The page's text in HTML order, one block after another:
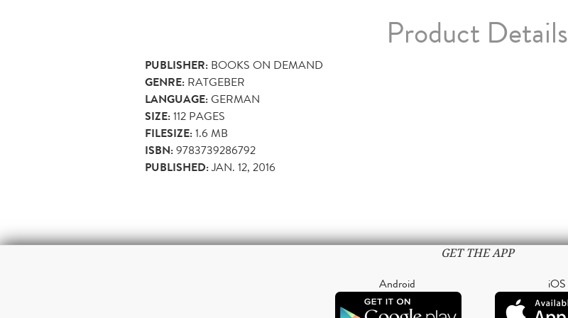
Product Details
PUBLISHER: BOOKS ON DEMAND
GENRE: RATGEBER
LANGUAGE:GERMAN
SIZE:112 PAGES
FILESIZE:1.6 MB
ISBN:9783739286792
PUBLISHED:JAN. 12, 2016
GET THE APP
Android iOS